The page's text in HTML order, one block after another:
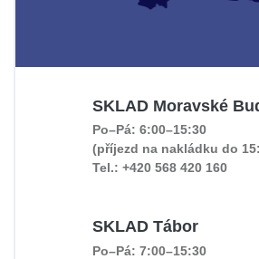
SKLAD Moravské
Po–Pá: 6:00–15:30
(příjezd na nakládku do
Tel.: +420 568 420 160
SKLAD Tábor
Po–Pá: 7:00–15:30